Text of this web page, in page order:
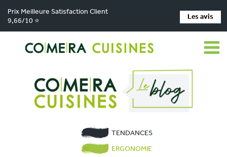
Prix Meilleure Satisfaction Client
9,66/10 ⭐
Les avis
TENDANCES
ERGONOMIE